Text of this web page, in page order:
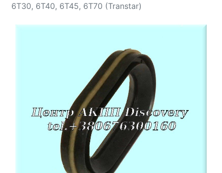
6T30, 6T40, 6T45, 6T70 (Transtar)